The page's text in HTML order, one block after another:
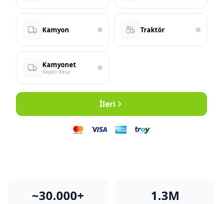
Kamyon Traktör
Kamyonet
Kapalı Kasa
İleri
~30.000+ 1.3M